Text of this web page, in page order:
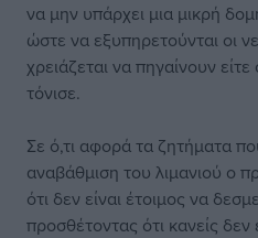
να μην υπάρχει μια μικρή
ώστε να εξυπηρετούνται οι
χρειάζεται να πηγαίνουν
τόνισε.
Σε ό,τι αφορά τα ζητήματα
αναβάθμιση του λιμανιού ο
ότι δεν είναι έτοιμος να
προσθέτοντας ότι κανείς δεν